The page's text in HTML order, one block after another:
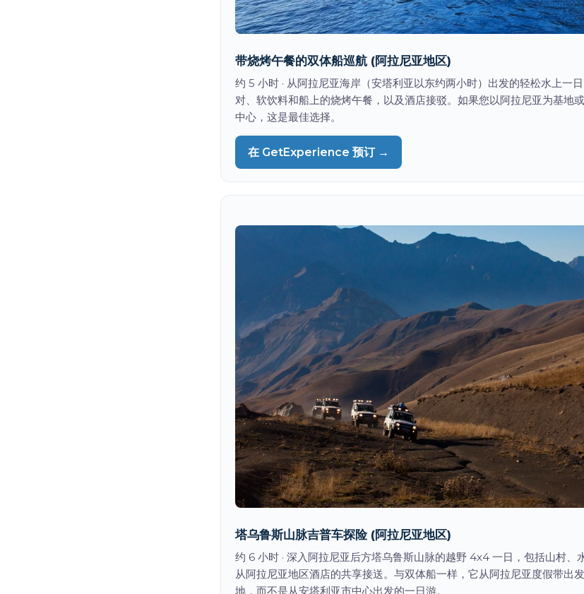
带烧烤午餐的双体船巡航 (阿拉尼亚地区)
约 5 小时 · 从阿拉尼亚海岸（安塔利亚以东约两小时）出发的轻松水上一
对、软饮料和船上的烧烤午餐，以及酒店接驳。如果您以阿拉尼亚为基地
中心，这是最佳选择。
在 GetExperience 预订 →
塔乌鲁斯山脉吉普车探险 (阿拉尼亚地区)
约 6 小时 · 深入阿拉尼亚后方塔乌鲁斯山脉的越野 4x4 一日，包括山村、
从阿拉尼亚地区酒店的共享接送。与双体船一样，它从阿拉尼亚度假带出
地，而不是从安塔利亚市中心出发的一日游。